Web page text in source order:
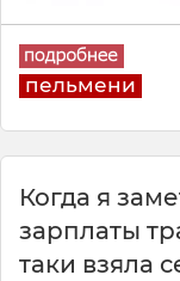
пельмени
Когда я
зарплаты
таки взяла